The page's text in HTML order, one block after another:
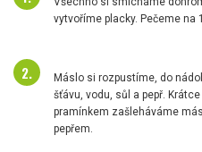
vytvoříme placky. Pečeme
Máslo si rozpustíme, do
šťávu, vodu, sůl a pepř.
pramínkem zašleháváme
pepřem.